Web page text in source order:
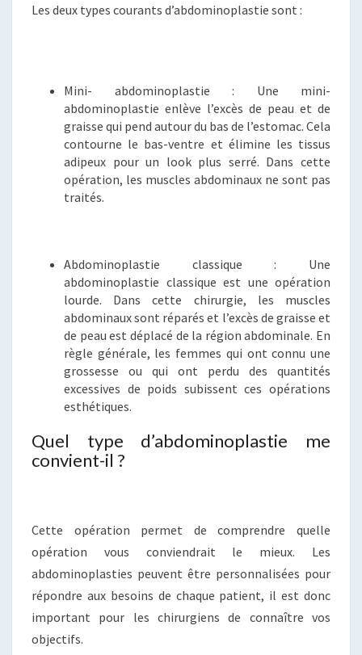
Les deux types courants d’abdominoplastie sont :
Mini- abdominoplastie : Une mini-
abdominoplastie enlève l’excès de peau et de
graisse qui pend autour du bas de l’estomac. Cela
contourne le bas-ventre et élimine les tissus
adipeux pour un look plus serré. Dans cette
opération, les muscles abdominaux ne sont pas
traités.
Abdominoplastie classique : Une
abdominoplastie classique est une opération
lourde. Dans cette chirurgie, les muscles
abdominaux sont réparés et l’excès de graisse et
de peau est déplacé de la région abdominale. En
règle générale, les femmes qui ont connu une
grossesse ou qui ont perdu des quantités
excessives de poids subissent ces opérations
esthétiques.
Quel type d’abdominoplastie me
convient-il ?
Cette opération permet de comprendre quelle
opération vous conviendrait le mieux. Les
abdominoplasties peuvent être personnalisées pour
répondre aux besoins de chaque patient, il est donc
important pour les chirurgiens de connaître vos
objectifs.